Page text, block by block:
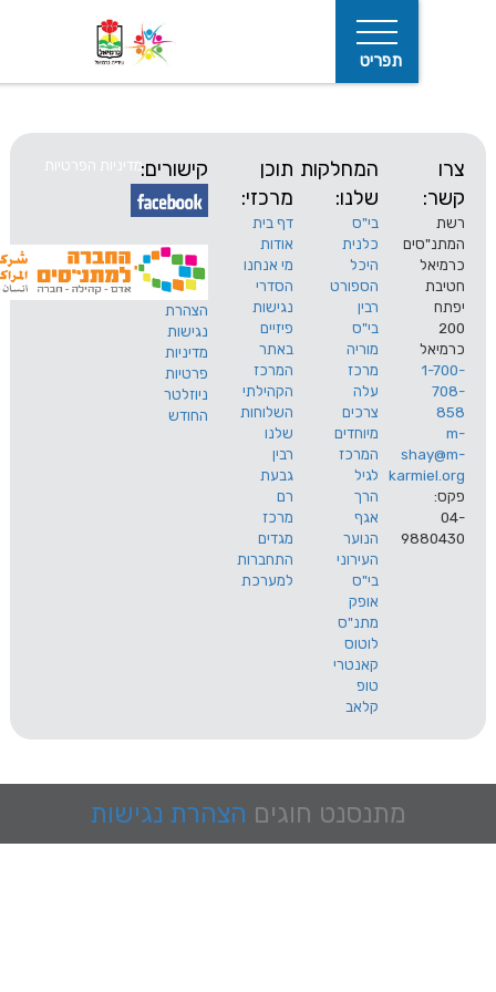
המחלקות
שלנו:
בי"ס
כלנית
היכל
הספורט
רבין
בי"ס
מוריה
מרכז
עלה
צרכים
מיוחדים
המרכז
לגיל
הרך
אגף
הנוער
תוכן
מרכזי:
דף בית
אודות
מי אנחנו
הסדרי
נגישות
פיזיים
באתר
המרכז
הקהילתי
השלוחות
שלנו
רבין
גבעת
רם
מרכז
מגדים
התחברות
למערכת
קישורים:
הצהרת
נגישות
מדיניות
פרטיות
ניוזלטר
החודש
מדיניות הפרטיות
מתנסנט חוגים הצהרת נגישות